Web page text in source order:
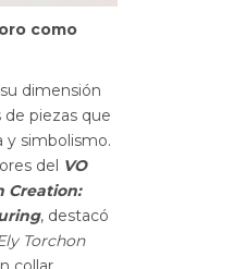
como
dimensión
de piezas que
y simbolismo.
del VO
Creation:
, destacó
Torchon